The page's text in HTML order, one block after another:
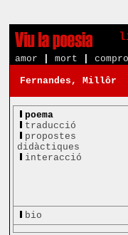
amor mort
Fernandes, Millôr
poema
traducció
propostes
didàctiques
interacció
bio